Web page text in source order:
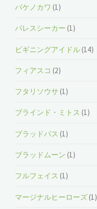
バケノカワ (1)
パレスシーカー (1)
ビギニングアイドル(14)
フィアスコ (2)
フタリソウサ (1)
ブラインド・ミトス (1)
ブラッドパス (1)
ブラッドムーン (1)
フルフェイス (1)
マージナルヒーローズ(1)